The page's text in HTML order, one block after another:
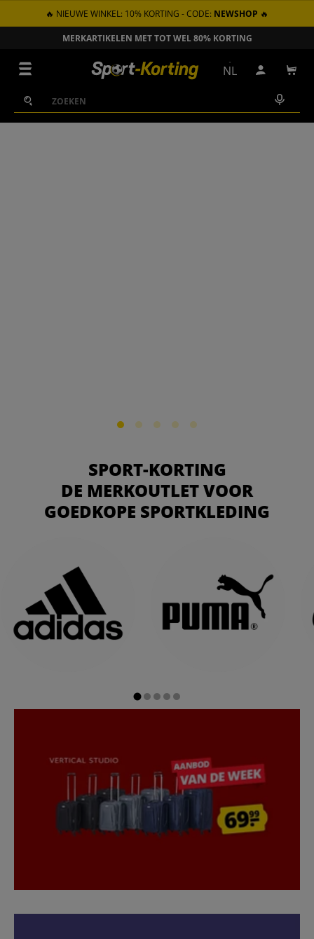
GA NAAR INHOUD
🔥 NIEUWE WINKEL: 10% KORTING - CODE: NEWSHOP 🔥
ZONDER VERZENDKOSTEN VANAF € 100 IN NL
Zoeken
Zoeken
NL Inloggen
SPORT-KORTING
DE MERKOUTLET VOOR
GOEDKOPE SPORTKLEDING